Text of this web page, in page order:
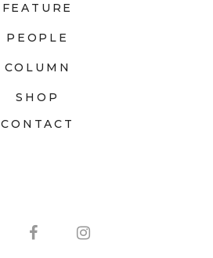
FEATURE
PEOPLE
COLUMN
SHOP
CONTACT